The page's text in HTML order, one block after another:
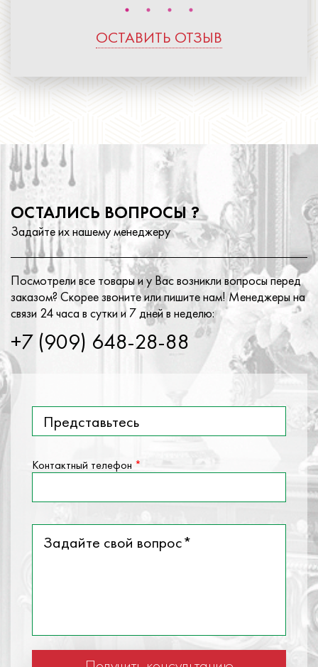
ОСТАВИТЬ ОТЗЫВ
ОСТАЛИСЬ ВОПРОСЫ ?
Задайте их нашему менеджеру
Посмотрели все товары и у Вас возникли вопросы перед
заказом? Скорее звоните или пишите нам! Менеджеры на
связи 24 часа в сутки и 7 дней в неделю:
+7 (909) 648-28-88
Контактный телефон *